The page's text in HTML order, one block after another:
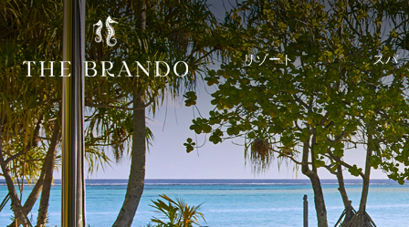
リゾート スパ